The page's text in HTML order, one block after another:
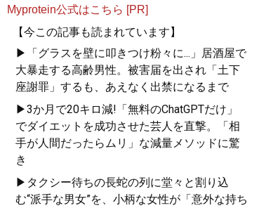
Myprotein公式はこちら [PR]
【今この記事も読まれています】
▶「グラスを壁に叩きつけ粉々に...」居酒屋で
大暴走する高齢男性。被害届を出され「土下
座謝罪」するも、あえなく出禁になるまで
▶3か月で20キロ減!「無料のChatGPTだけ」
でダイエットを成功させた芸人を直撃。「相
手が人間だったらムリ」な減量メソッドに驚
き
▶タクシー待ちの長蛇の列に堂々と割り込
む“派手な男女”を、小柄な女性が「意外な持ち